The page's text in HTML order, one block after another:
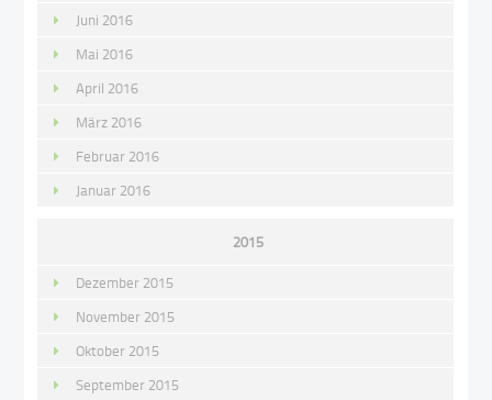
Juni 2016
Mai 2016
April 2016
März 2016
Februar 2016
Januar 2016
2015
Dezember 2015
November 2015
Oktober 2015
September 2015